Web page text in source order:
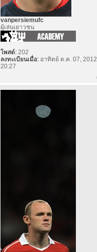
vanpersiemufc
ผู้เล่นเยาวชน
โพสต์:202
ลงทะเบียนเมื่อ:อาทิตย์ ต.ค. 07, 2012
20:27